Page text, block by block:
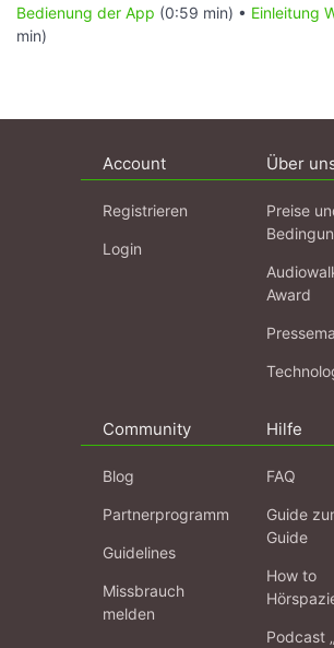
Bedienung der App (0:59 min) • Einleitung
min)
Account
Registrieren
Login
Über
Preise
Award
Community
Blog
Partnerprogramm
Guidelines
Missbrauch
melden
Hilfe
FAQ
Guide
Guide
How to
Podcast